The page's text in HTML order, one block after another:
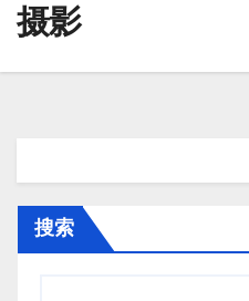
摄影
搜索